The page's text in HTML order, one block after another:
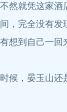
就凭这家酒
完全没有发
到自己一回
，晏玉山还